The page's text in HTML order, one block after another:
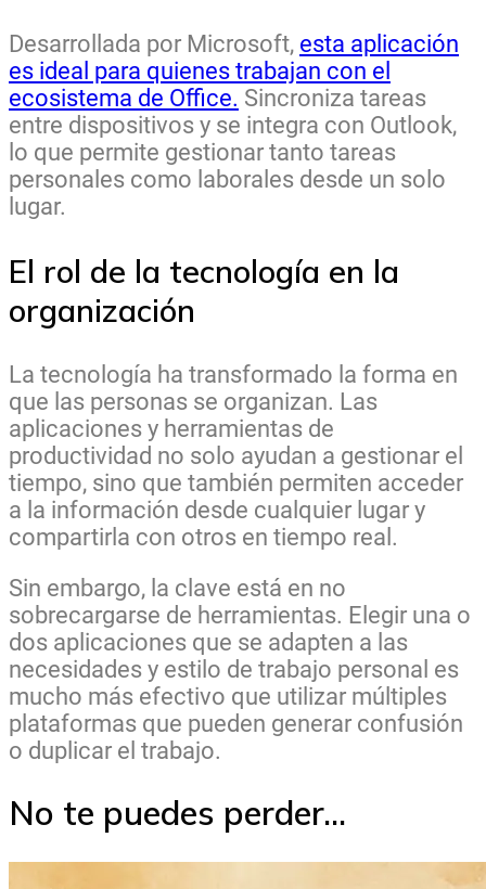
Desarrollada por Microsoft, esta aplicación
es ideal para quienes trabajan con el
ecosistema de Office. Sincroniza tareas
entre dispositivos y se integra con Outlook,
lo que permite gestionar tanto tareas
personales como laborales desde un solo
lugar.
El rol de la tecnología en la
organización
La tecnología ha transformado la forma en
que las personas se organizan. Las
aplicaciones y herramientas de
productividad no solo ayudan a gestionar el
tiempo, sino que también permiten acceder
a la información desde cualquier lugar y
compartirla con otros en tiempo real.
Sin embargo, la clave está en no
sobrecargarse de herramientas. Elegir una o
dos aplicaciones que se adapten a las
necesidades y estilo de trabajo personal es
mucho más efectivo que utilizar múltiples
plataformas que pueden generar confusión
o duplicar el trabajo.
No te puedes perder...